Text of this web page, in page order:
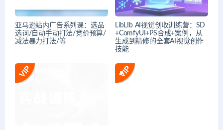
亚马逊站内广告系列课：选品
选词/自动手动打法/竞价预算/
减法暴力打法/等
LibLIb AI视觉创收训练营：SD
+ComfyUI+PS合成+案例，从
生成到精修的全套AI视觉创作
技能